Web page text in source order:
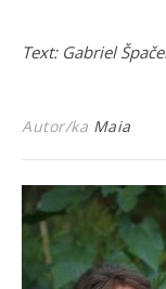
Text: Gabriel
Autor/ka Maia